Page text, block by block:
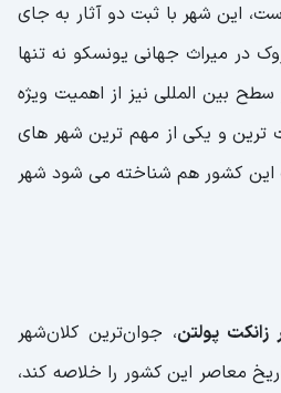
این شهر با ثبت دو آثار به جای
در میراث جهانی یونسکو نه تنها
بین المللی نیز از اهمیت ویژه
ترین و یکی از مهم ترین شهر های
این کشور هم شناخته می شود شهر
زانکت پولتن، جوان‌ترین کلان‌شهر
معاصر این کشور را خلاصه کند،